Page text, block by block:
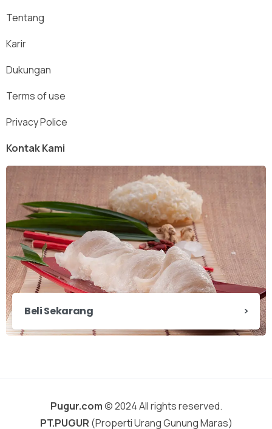
Tentang
Karir
Dukungan
Terms of use
Privacy Police
Kontak Kami
Beli Sekarang
Pugur.com© 2024 All rights reserved.
PT.PUGUR (Properti Urang Gunung Maras)